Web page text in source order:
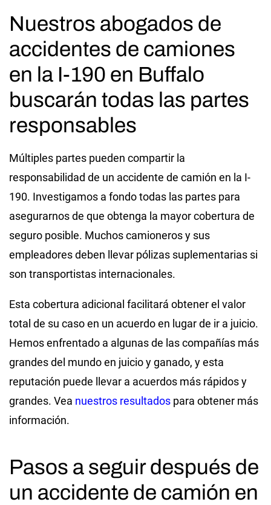
Nuestros abogados de
accidentes de camiones
en la I-190 en Buffalo
buscarán todas las partes
responsables
Múltiples partes pueden compartir la
responsabilidad de un accidente de camión en la I-
190. Investigamos a fondo todas las partes para
asegurarnos de que obtenga la mayor cobertura de
seguro posible. Muchos camioneros y sus
empleadores deben llevar pólizas suplementarias si
son transportistas internacionales.
Esta cobertura adicional facilitará obtener el valor
total de su caso en un acuerdo en lugar de ir a juicio.
Hemos enfrentado a algunas de las compañías más
grandes del mundo en juicio y ganado, y esta
reputación puede llevar a acuerdos más rápidos y
grandes. Vea nuestros resultados para obtener más
información.
Pasos a seguir después de
un accidente de camión en